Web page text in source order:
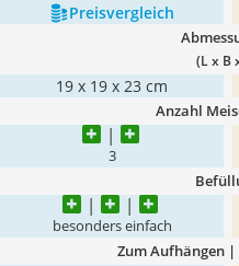
Preis­vergleich
(L x B
19 x 19 x 23 cm
Anzahl
3
besonders einfach
Zum Aufhängen